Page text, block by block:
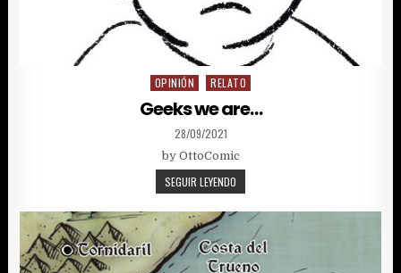
Posted
in
OPINIÓN RELATO
Geeks we are…
PUBLISHED
28/09/2021
by OttoComic
SEGUIR LEYENDO
WE
ARE…